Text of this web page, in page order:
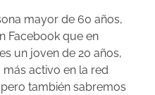
mayor de 60 años,
Facebook que en
un joven de 20 años,
activo en la red
también sabremos